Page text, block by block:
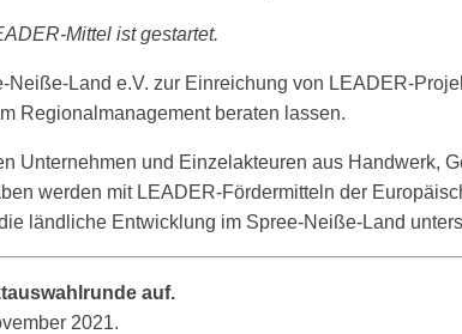
towaristwo
wupisanja
Mittel ist gestartet.
Land e.V. zur Einreichung von LEADER-
Regionalmanagement beraten lassen.
Unternehmen und Einzelakteuren aus Handwerk,
werden mit LEADER-Fördermitteln der
ländliche Entwicklung im Spree-Neiße-Land
auf.
2021.